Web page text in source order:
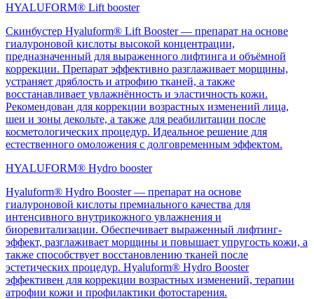
HYALUFORM® Lift booster
Скинбустер Hyaluform® Lift Booster — препарат на основе
гиалуроновой кислоты высокой концентрации,
предназначенный для выраженного лифтинга и объёмной
коррекции. Препарат эффективно разглаживает морщины,
устраняет дряблость и атрофию тканей, а также
восстанавливает увлажнённость и эластичность кожи.
Рекомендован для коррекции возрастных изменений лица,
шеи и зоны декольте, а также для реабилитации после
косметологических процедур. Идеальное решение для
естественного омоложения с долговременным эффектом.
HYALUFORM® Hydro booster
Hyaluform® Hydro Booster — препарат на основе
гиалуроновой кислоты премиального качества для
интенсивного внутрикожного увлажнения и
биоревитализации. Обеспечивает выраженный лифтинг-
эффект, разглаживает морщины и повышает упругость кожи, а
также способствует восстановлению тканей после
эстетических процедур. Hyaluform® Hydro Booster
эффективен для коррекции возрастных изменений, терапии
атрофии кожи и профилактики фотостарения.